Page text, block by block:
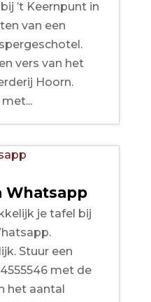
’t Keernpunt in
van een
vers van het
Hoorn.
Whatsapp
je tafel bij
Stuur een
met de
het aantal